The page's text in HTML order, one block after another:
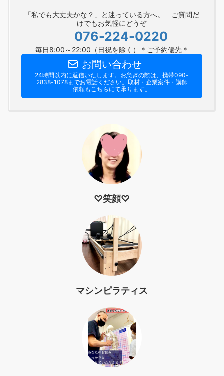
「私でも大丈夫かな？」と迷っている方へ。 ご質問だ
けでもお気軽にどうぞ
076-224-0220
毎日8:00～22:00（日祝を除く）＊ご予約優先＊
お問い合わせ
24時間以内に返信いたします。お急ぎの際は、携帯090-
2838-1078までお電話ください。​取材・企業案件・講師
依頼もこちらにて承ります。
♡笑顔♡
マシンピラティス